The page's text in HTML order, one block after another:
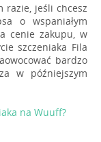
razie, jeśli chcesz
o wspaniałym
cenie zakupu, w
szczeniaka Fila
bardzo
w późniejszym
na Wuuff?